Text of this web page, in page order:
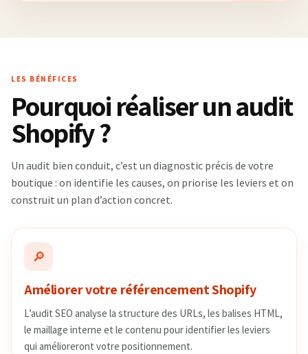
LES BÉNÉFICES
Pourquoi réaliser un audit
Shopify ?
Un audit bien conduit, c’est un diagnostic précis de votre
boutique : on identifie les causes, on priorise les leviers et on
construit un plan d’action concret.
🔎
Améliorer votre référencement Shopify
L’audit SEO analyse la structure des URLs, les balises HTML,
le maillage interne et le contenu pour identifier les leviers
qui amélioreront votre positionnement.